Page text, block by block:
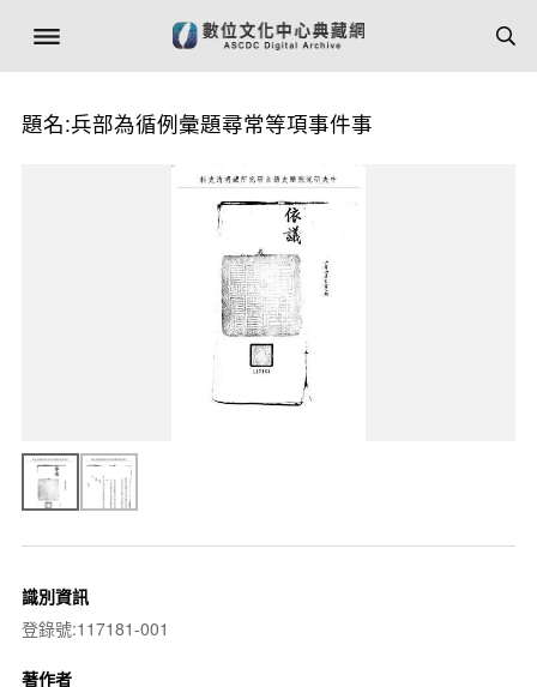
題名:兵部為循例彙題尋常等項事件事
識別資訊
登錄號:117181-001
著作者